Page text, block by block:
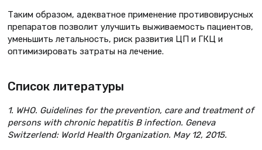
Таким образом, адекватное применение противовирусных
препаратов позволит улучшить выживаемость пациентов,
уменьшить летальность, риск развития ЦП и ГКЦ и
оптимизировать затраты на лечение.
Список литературы
1. WHO. Guidelines for the prevention, care and treatment of
persons with chronic hepatitis B infection. Geneva
Switzerlend: World Health Organization. May 12, 2015.